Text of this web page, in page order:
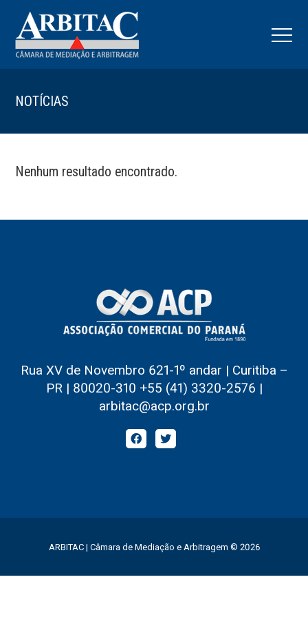
NOTÍCIAS
Nenhum resultado encontrado.
Rua XV de Novembro 621-1º andar | Curitiba –
PR | 80020-310 +55 (41) 3320-2576 |
arbitac@acp.org.br
ARBITAC | Câmara de Mediação e Arbitragem © 2026